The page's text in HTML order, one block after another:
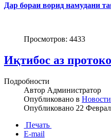
Дар бораи ворид намудани
Просмотров: 4433
Иқтибос аз
Подробности
Автор Администратор
Опубликовано в Новости
Опубликовано 22
Печать
E-mail